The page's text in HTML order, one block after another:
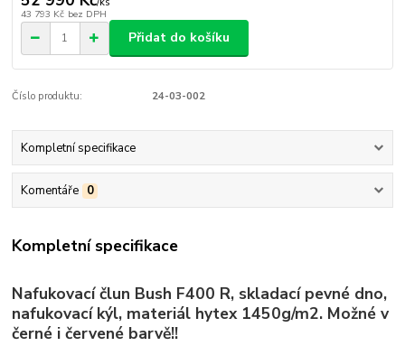
43 793 Kč bez DPH
Přidat do košíku
Číslo produktu: 24-03-002
Kompletní specifikace
Komentáře 0
Kompletní specifikace
Nafukovací člun Bush F400 R, skladací pevné dno,
nafukovací kýl, materiál hytex 1450g/m2. Možné v
černé i červené barvě!!